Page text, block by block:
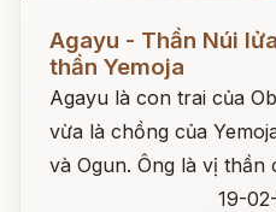
Agayu - Thần Núi
thần Yemoja
Agayu là con trai của
vừa là chồng của
và Ogun. Ông là vị thần
19-